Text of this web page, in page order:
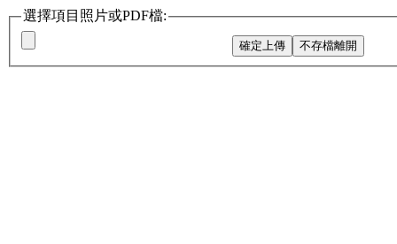
選擇項目照片或PDF檔: